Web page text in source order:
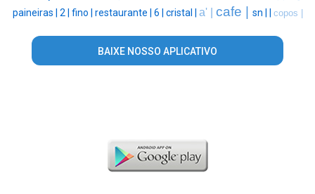
paineiras | 2 | fino | restaurante | 6 | cristal | a' | cafe | sn | copos |
BAIXE NOSSO APLICATIVO